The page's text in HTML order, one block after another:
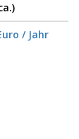
/ Jahr